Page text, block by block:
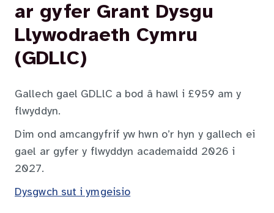
ar gyfer Grant Dysgu
Llywodraeth Cymru
(GDLlC)
Gallech gael GDLlC a bod â hawl i £959 am y
flwyddyn.
Dim ond amcangyfrif yw hwn o’r hyn y gallech ei
gael ar gyfer y flwyddyn academaidd 2026 i
2027.
Dysgwch sut i ymgeisio